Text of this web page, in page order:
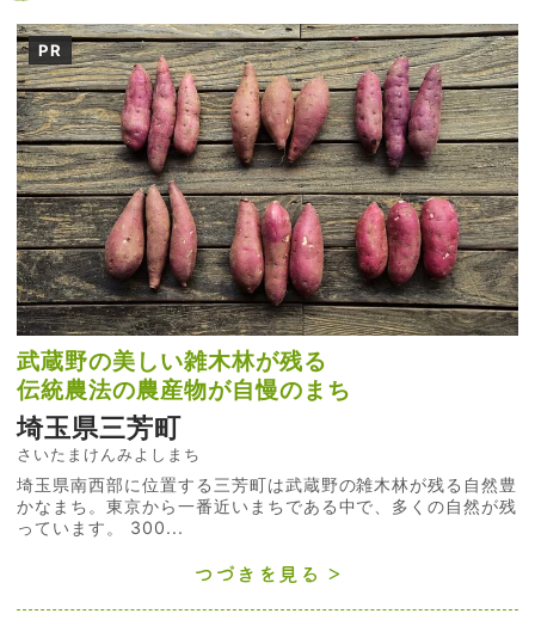
PR
武蔵野の美しい雑木林が残る
伝統農法の農産物が自慢のまち
埼玉県三芳町
さいたまけんみよしまち
埼玉県南西部に位置する三芳町は武蔵野の雑木林が残る自然豊
かなまち。東京から一番近いまちである中で、多くの自然が残
っています。 300...
つづきを見る